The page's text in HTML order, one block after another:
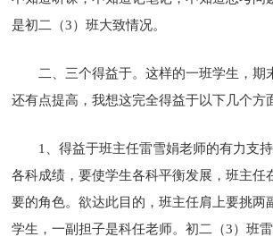
是初二（3）班大致情况。
二、三个得益于。这样的一班学生，期
还有点提高，我想这完全得益于以下几个方
1、得益于班主任雷雪娟老师的有力支
各科成绩，要使学生各科平衡发展，班主任
要的角色。欲达此目的，班主任肩上要挑两
学生，一副担子是科任老师。初二（3）班